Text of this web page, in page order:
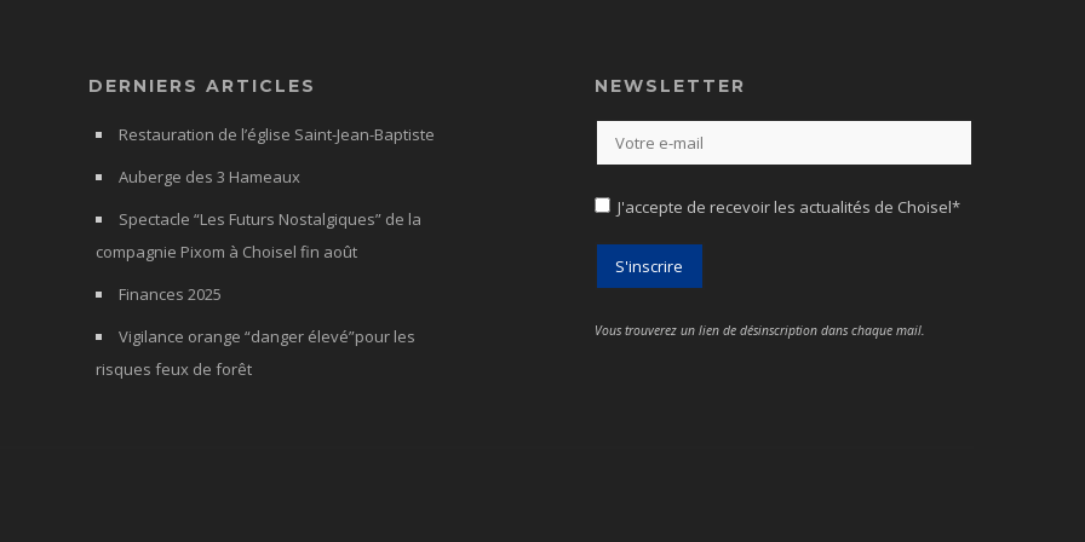
DERNIERS ARTICLES
Restauration de l’église Saint-Jean-Baptiste
Auberge des 3 Hameaux
Spectacle “Les Futurs Nostalgiques” de la
compagnie Pixom à Choisel fin août
Finances 2025
Vigilance orange “danger élevé”pour les
risques feux de forêt
NEWSLETTER
J'accepte de recevoir les actualités de Choisel*
Vous trouverez un lien de désinscription dans chaque mail.